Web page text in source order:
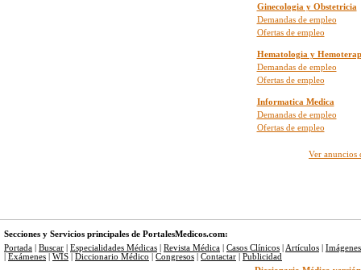
Ginecologia y Obstetricia
Demandas de empleo
Ofertas de empleo
Hematologia y
Demandas de empleo
Ofertas de empleo
Informatica Medica
Demandas de empleo
Ofertas de empleo
Ver anuncios